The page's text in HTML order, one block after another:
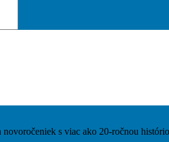
s viac ako 20-ročnou